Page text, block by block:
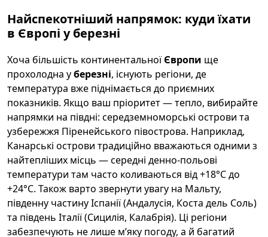
Найспекотніший напрямок: куди їхати
в Європі у березні
Хоча більшість континентальноїЄвропи ще
прохолодна уберезні, існують регіони, де
температура вже піднімається до приємних
показників. Якщо ваш пріоритет — тепло, вибирайте
напрямки на півдні: середземноморські острови та
узбережжя Піренейського півострова. Наприклад,
Канарські острови традиційно вважаються одними з
найтепліших місць — середні денно-польові
температури там часто коливаються від +18°C до
+24°C. Також варто звернути увагу на Мальту,
південну частину Іспанії (Андалусія, Коста дель Соль)
та південь Італії (Сицилія, Калабрія). Ці регіони
забезпечують не лише м’яку погоду, а й багатий